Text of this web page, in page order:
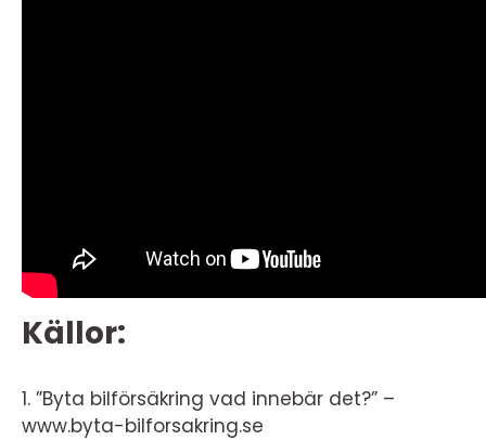
Källor:
1. ”Byta bilförsäkring vad innebär det?” –
www.byta-bilforsakring.se